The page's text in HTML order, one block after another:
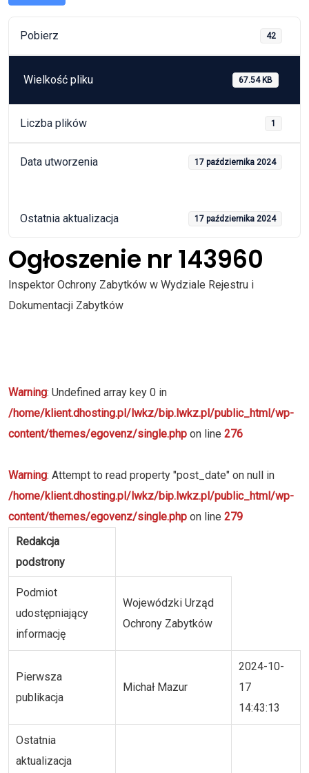
Pobierz 42
Wielkość pliku 67.54 KB
Liczba plików 1
Data utworzenia 17 października 2024
Ostatnia aktualizacja 17 października 2024
Ogłoszenie nr 143960
Inspektor Ochrony Zabytków w Wydziale Rejestru i
Dokumentacji Zabytków
Warning: Undefined array key 0 in
/home/klient.dhosting.pl/lwkz/bip.lwkz.pl/public_html/wp-
content/themes/egovenz/single.php on line 276
Warning: Attempt to read property "post_date" on null in
/home/klient.dhosting.pl/lwkz/bip.lwkz.pl/public_html/wp-
content/themes/egovenz/single.php on line 279
Redakcja
podstrony
Podmiot
udostępniający
informację
Wojewódzki Urząd
Ochrony Zabytków
Pierwsza
publikacja
Michał Mazur
2024-10-
17
14:43:13
Ostatnia
aktualizacja